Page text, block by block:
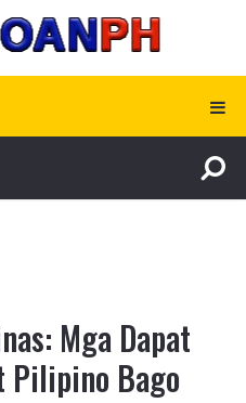
Mga Dapat
Pilipino Bago